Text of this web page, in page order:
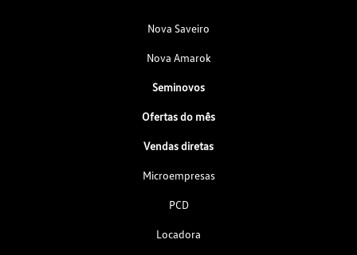
Nova Saveiro
Nova Amarok
Seminovos
Ofertas do mês
Vendas diretas
Microempresas
PCD
Locadora